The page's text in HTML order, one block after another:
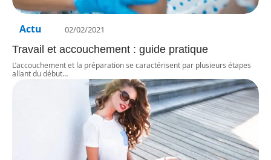
Actu 02/02/2021
Travail et accouchement : guide pratique
L’accouchement et la préparation se caractérisent par plusieurs étapes
allant du début…